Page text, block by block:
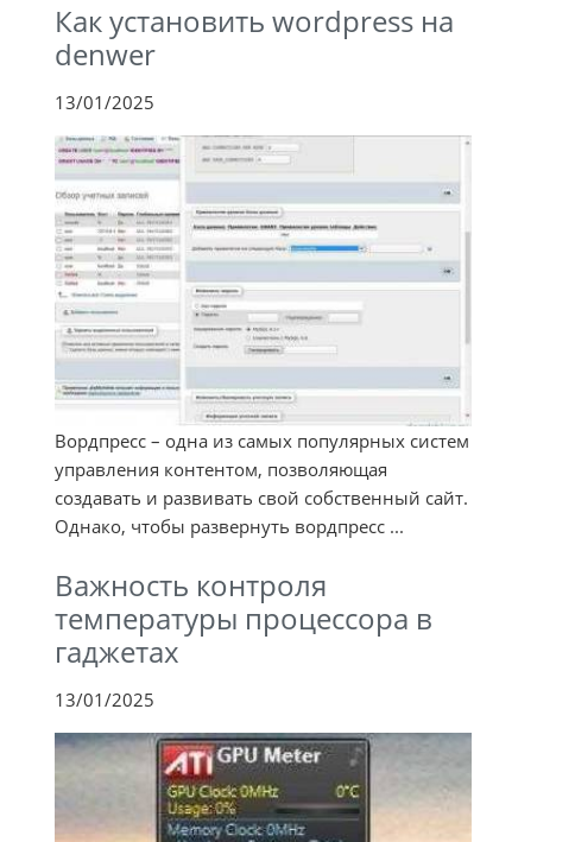
Как установить wordpress на
denwer
13/01/2025
Вордпресс – одна из самых популярных систем
управления контентом, позволяющая
создавать и развивать свой собственный сайт.
Однако, чтобы развернуть вордпресс ...
Важность контроля
температуры процессора в
гаджетах
13/01/2025